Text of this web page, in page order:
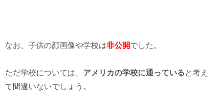
なお、子供の顔画像や学校は非公開でした。
ただ学校については、 アメリカの学校に通っていると考え
て間違いないでしょう。